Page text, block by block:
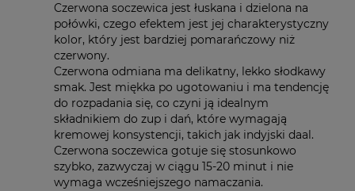
Czerwona soczewica jest łuskana i dzielona na
połówki, czego efektem jest jej charakterystyczny
kolor, który jest bardziej pomarańczowy niż
czerwony.
Czerwona odmiana ma delikatny, lekko słodkawy
smak. Jest miękka po ugotowaniu i ma tendencję
do rozpadania się, co czyni ją idealnym
składnikiem do zup i dań, które wymagają
kremowej konsystencji, takich jak indyjski daal.
Czerwona soczewica gotuje się stosunkowo
szybko, zazwyczaj w ciągu 15-20 minut i nie
wymaga wcześniejszego namaczania.